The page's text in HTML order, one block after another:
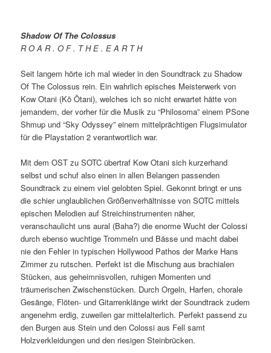
Shadow Of The Colossus
R O A R . O F . T H E . E A R T H
Seit langem hörte ich mal wieder in den Soundtrack zu Shadow
Of The Colossus rein. Ein wahrlich episches Meisterwerk von
Kow Otani (Kō Ōtani), welches ich so nicht erwartet hätte von
jemandem, der vorher für die Musik zu “Philosoma” einem PSone
Shmup und “Sky Odyssey” einem mittelprächtigen Flugsimulator
für die Playstation 2 verantwortlich war.
Mit dem OST zu SOTC übertraf Kow Otani sich kurzerhand
selbst und schuf also einen in allen Belangen passenden
Soundtrack zu einem viel gelobten Spiel. Gekonnt bringt er uns
die schier unglaublichen Größenverhältnisse von SOTC mittels
epischen Melodien auf Streichinstrumenten näher,
veranschaulicht uns aural (Baha?) die enorme Wucht der Colossi
durch ebenso wuchtige Trommeln und Bässe und macht dabei
nie den Fehler in typischen Hollywood Pathos der Marke Hans
Zimmer zu rutschen. Perfekt ist die Mischung aus brachialen
Stücken, aus geheimnisvollen, ruhigen Momenten und
träumerischen Zwischenstücken. Durch Orgeln, Harfen, chorale
Gesänge, Flöten- und Gitarrenklänge wirkt der Soundtrack zudem
angenehm erdig, zuweilen gar mittelalterlich. Perfekt passend zu
den Burgen aus Stein und den Colossi aus Fell samt
Holzverkleidungen und den riesigen Steinbrücken.